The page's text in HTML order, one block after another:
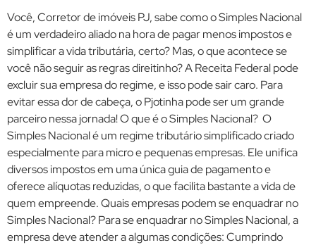
Você, Corretor de imóveis PJ, sabe como o Simples Nacional
é um verdadeiro aliado na hora de pagar menos impostos e
simplificar a vida tributária, certo? Mas, o que acontece se
você não seguir as regras direitinho? A Receita Federal pode
excluir sua empresa do regime, e isso pode sair caro. Para
evitar essa dor de cabeça, o Pjotinha pode ser um grande
parceiro nessa jornada! O que é o Simples Nacional? O
Simples Nacional é um regime tributário simplificado criado
especialmente para micro e pequenas empresas. Ele unifica
diversos impostos em uma única guia de pagamento e
oferece alíquotas reduzidas, o que facilita bastante a vida de
quem empreende. Quais empresas podem se enquadrar no
Simples Nacional? Para se enquadrar no Simples Nacional, a
empresa deve atender a algumas condições: Cumprindo